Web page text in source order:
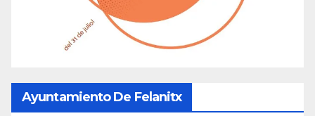
Ayuntamiento De Felanitx